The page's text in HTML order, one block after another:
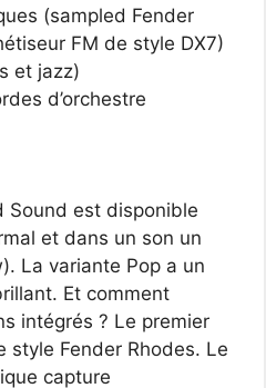
(sampled Fender
FM de style DX7)
et jazz)
d’orchestre
Sound est disponible
et dans un son un
La variante Pop a un
Et comment
intégrés ? Le premier
style Fender Rhodes. Le
capture